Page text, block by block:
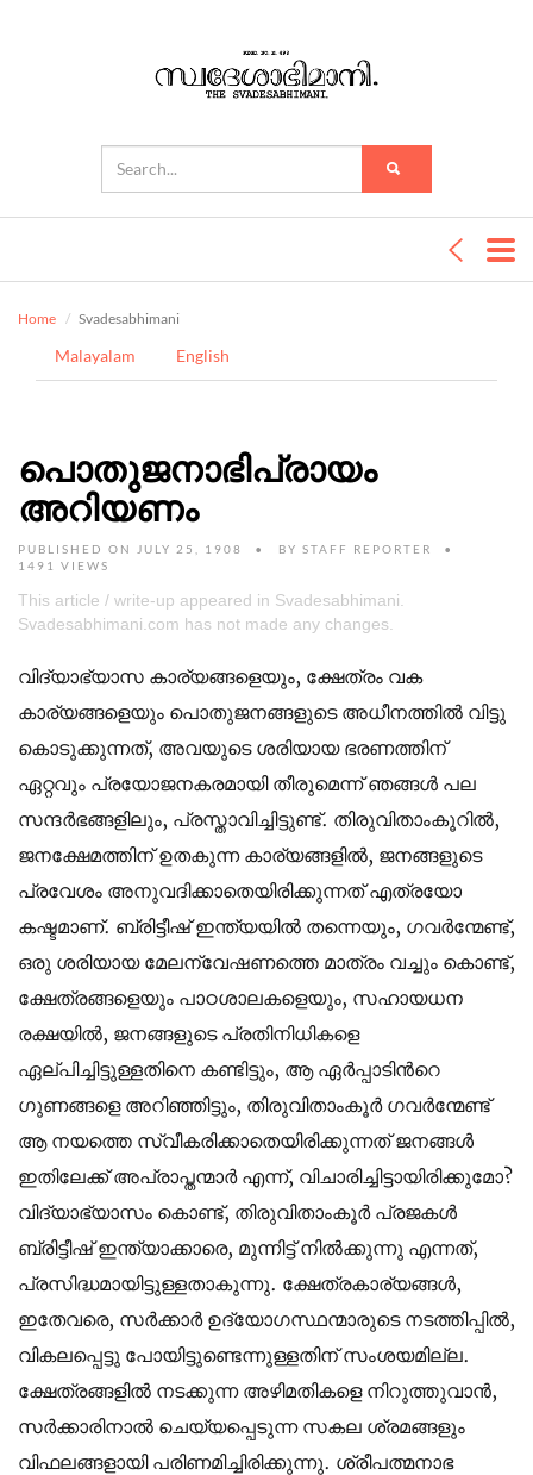
Home Svadesabhimani
Malayalam English
പൊതുജനാഭിപ്രായം
അറിയണം
PUBLISHED ON JULY 25, 1908 BY STAFF REPORTER
1491 VIEWS
This article / write-up appeared in Svadesabhimani.
Svadesabhimani.com has not made any changes.
വിദ്യാഭ്യാസ കാര്യങ്ങളെയും, ക്ഷേത്രം വക
കാര്യങ്ങളെയും പൊതുജനങ്ങളുടെ അധീനത്തിൽ വിട്ടു
കൊടുക്കുന്നത്, അവയുടെ ശരിയായ ഭരണത്തിന്
ഏറ്റവും പ്രയോജനകരമായി തീരുമെന്ന് ഞങ്ങൾ പല
സന്ദർഭങ്ങളിലും, പ്രസ്താവിച്ചിട്ടുണ്ട്. തിരുവിതാംകൂറിൽ,
ജനക്ഷേമത്തിന് ഉതകുന്ന കാര്യങ്ങളിൽ, ജനങ്ങളുടെ
പ്രവേശം അനുവദിക്കാതെയിരിക്കുന്നത് എത്രയോ
കഷ്ടമാണ്. ബ്രിട്ടീഷ് ഇന്ത്യയിൽ തന്നെയും, ഗവര്‍ന്മേണ്ട്,
ഒരു ശരിയായ മേലന്വേഷണത്തെ മാത്രം വച്ചും കൊണ്ട്,
ക്ഷേത്രങ്ങളെയും പാഠശാലകളെയും, സഹായധന
രക്ഷയിൽ, ജനങ്ങളുടെ പ്രതിനിധികളെ
ഏല്പിച്ചിട്ടുള്ളതിനെ കണ്ടിട്ടും, ആ ഏർപ്പാടിന്‍റെ
ഗുണങ്ങളെ അറിഞ്ഞിട്ടും, തിരുവിതാംകൂർ ഗവര്‍ന്മേണ്ട്
ആ നയത്തെ സ്വീകരിക്കാതെയിരിക്കുന്നത് ജനങ്ങൾ
ഇതിലേക്ക് അപ്രാപ്തന്മാർ എന്ന്, വിചാരിച്ചിട്ടായിരിക്കുമോ?
വിദ്യാഭ്യാസം കൊണ്ട്, തിരുവിതാംകൂർ പ്രജകൾ
ബ്രിട്ടീഷ് ഇന്ത്യാക്കാരെ, മുന്നിട്ട് നിൽക്കുന്നു എന്നത്,
പ്രസിദ്ധമായിട്ടുള്ളതാകുന്നു. ക്ഷേത്രകാര്യങ്ങൾ,
ഇതേവരെ, സർക്കാർ ഉദ്യോഗസ്ഥന്മാരുടെ നടത്തിപ്പിൽ,
വികലപ്പെട്ടു പോയിട്ടുണ്ടെന്നുള്ളതിന് സംശയമില്ല.
ക്ഷേത്രങ്ങളിൽ നടക്കുന്ന അഴിമതികളെ നിറുത്തുവാൻ,
സർക്കാരിനാൽ ചെയ്യപ്പെടുന്ന സകല ശ്രമങ്ങളും
വിഫലങ്ങളായി പരിണമിച്ചിരിക്കുന്നു. ശ്രീപത്മനാഭ